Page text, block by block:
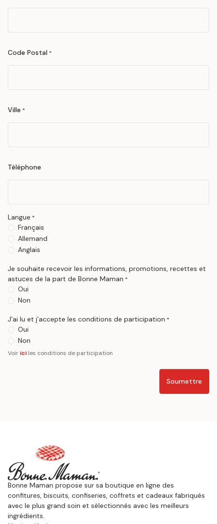
Code Postal *
Ville *
Téléphone
Langue *
Français
Allemand
Anglais
Je souhaite recevoir les informations, promotions, recettes et
astuces de la part de Bonne Maman *
Oui
Non
J'ai lu et j'accepte les conditions de participation *
Oui
Non
Voir ici les conditions de participation
Soumettre
Bonne Maman propose sur sa boutique en ligne des
confitures, biscuits, confiseries, coffrets et cadeaux fabriqués
avec le plus grand soin et sélectionnés avec les meilleurs
ingrédients.